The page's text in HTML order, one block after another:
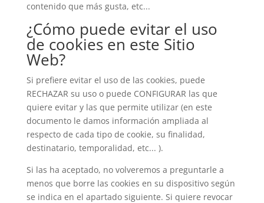
contenido que más gusta, etc...
¿Cómo puede evitar el uso
de cookies en este Sitio
Web?
Si prefiere evitar el uso de las cookies, puede
RECHAZAR su uso o puede CONFIGURAR las que
quiere evitar y las que permite utilizar (en este
documento le damos información ampliada al
respecto de cada tipo de cookie, su finalidad,
destinatario, temporalidad, etc... ).
Si las ha aceptado, no volveremos a preguntarle a
menos que borre las cookies en su dispositivo según
se indica en el apartado siguiente. Si quiere revocar